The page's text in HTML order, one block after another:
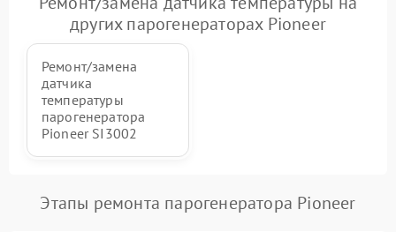
других парогенераторах Pioneer
Ремонт/замена
датчика
температуры
парогенератора
Pioneer SI3002
Этапы ремонта парогенератора Pioneer